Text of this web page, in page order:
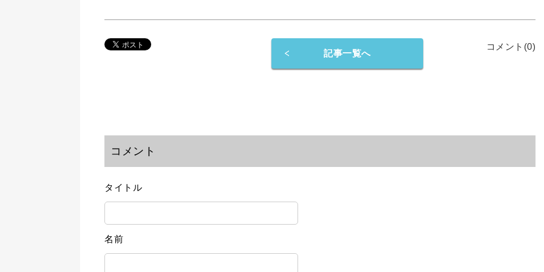
記事一覧へ
コメント(0)
コメント
タイトル
名前